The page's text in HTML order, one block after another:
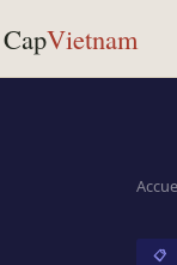
Vietnam
📋